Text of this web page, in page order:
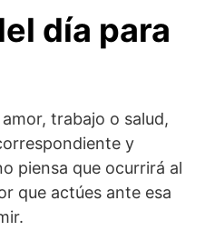
día para
trabajo o salud,
y
piensa que ocurrirá al
que actúes ante esa